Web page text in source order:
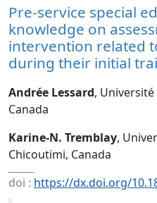
Pre-service special
knowledge on
intervention related
during their initial
Andrée Lessard,
Canada
Karine-N. Tremblay,
Chicoutimi, Canada
doi : https://dx.doi.org/